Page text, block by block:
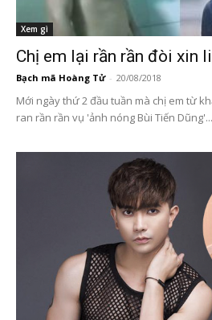
Xem gì
Chị em lại rần rần đòi xin
Bạch mã Hoàng Tử - 20/08/2018
Mới ngày thứ 2 đầu tuần mà chị em từ
ran rần rần vụ 'ảnh nóng Bùi Tiến